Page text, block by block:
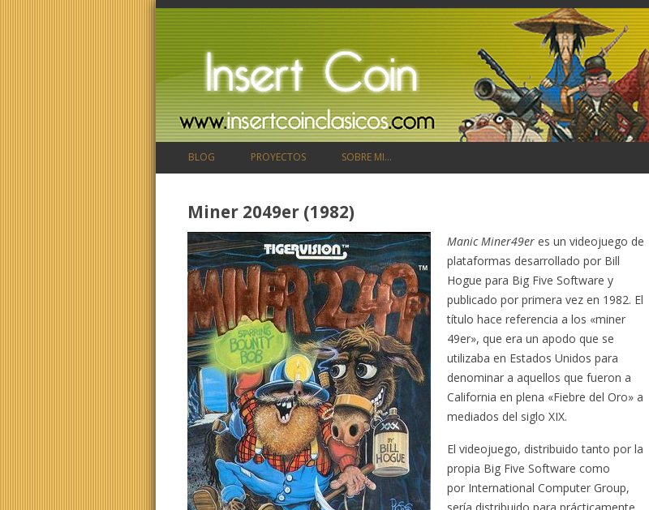
BLOG PROYECTOS SOBRE MI…
Miner 2049er (1982)
Manic Miner49er es un videojuego de
plataformas desarrollado por Bill
Hogue para Big Five Software y
publicado por primera vez en 1982. El
título hace referencia a los «miner
49er», que era un apodo que se
utilizaba en Estados Unidos para
denominar a aquellos que fueron a
California en plena «Fiebre del Oro» a
mediados del siglo XIX.
El videojuego, distribuido tanto por la
propia Big Five Software como
por International Computer Group,